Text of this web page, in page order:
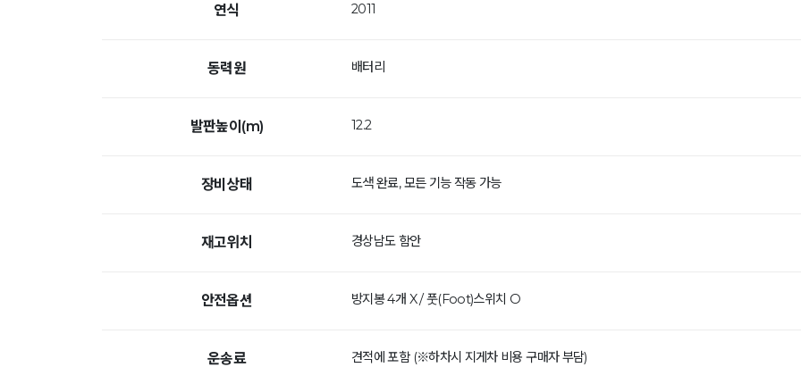
연식 2011
동력원 배터리
발판높이(m) 12.2
장비상태 도색 완료, 모든 기능 작동 가능
재고위치 경상남도 함안
안전옵션 방지봉 4개 X / 풋(Foot)스위치 O
운송료 견적에 포함 (※하차시 지게차 비용 구매자 부담)